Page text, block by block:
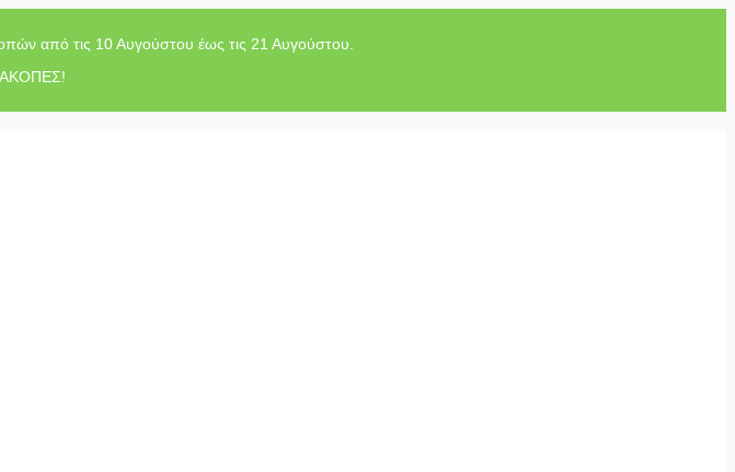
από τις 10 Αυγούστου έως τις 21 Αυγούστου.